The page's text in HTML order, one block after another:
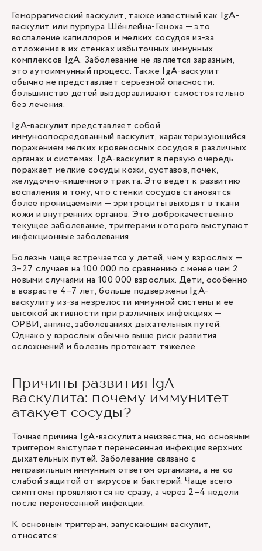
Геморрагический васкулит, также известный как IgA-
васкулит или пурпура Шёнлейна-Геноха — это
воспаление капилляров и мелких сосудов из-за
отложения в их стенках избыточных иммунных
комплексов IgA. Заболевание не является заразным,
это аутоиммунный процесс. Также IgA-васкулит
обычно не представляет серьезной опасности:
большинство детей выздоравливают самостоятельно
без лечения.
IgA-васкулит представляет собой
иммуноопосредованный васкулит, характеризующийся
поражением мелких кровеносных сосудов в различных
органах и системах. IgA-васкулит в первую очередь
поражает мелкие сосуды кожи, суставов, почек,
желудочно-кишечного тракта. Это ведет к развитию
воспаления и тому, что стенки сосудов становятся
более проницаемыми — эритроциты выходят в ткани
кожи и внутренних органов. Это доброкачественно
текущее заболевание, триггерами которого выступают
инфекционные заболевания.
Болезнь чаще встречается у детей, чем у взрослых —
3–27 случаев на 100 000 по сравнению с менее чем 2
новыми случаями на 100 000 взрослых. Дети, особенно
в возрасте 4–7 лет, больше подвержены IgA-
васкулиту из-за незрелости иммунной системы и ее
высокой активности при различных инфекциях —
ОРВИ, ангине, заболеваниях дыхательных путей.
Однако у взрослых обычно выше риск развития
осложнений и болезнь протекает тяжелее.
Причины развития IgA-
васкулита: почему иммунитет
атакует сосуды?
Точная причина IgA-васкулита неизвестна, но основным
триггером выступает перенесенная инфекция верхних
дыхательных путей. Заболевание связано с
неправильным иммунным ответом организма, а не со
слабой защитой от вирусов и бактерий. Чаще всего
симптомы проявляются не сразу, а через 2–4 недели
после перенесенной инфекции.
К основным триггерам, запускающим васкулит,
относятся: